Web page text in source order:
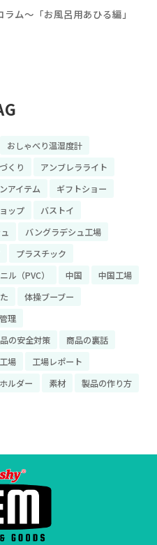
ム〜「お風呂用あひる編」
おしゃべり温湿度計
くり
アンブレラライト
アイテム
ギフトショー
ップ
バストイ
バングラデシュ工場
プラスチック
ル（PVC） 中国
中国工場
体操ブーブー
理
の安全対策
商品の裏話
工場
工場レポート
ルダー 素材
製品の作り方